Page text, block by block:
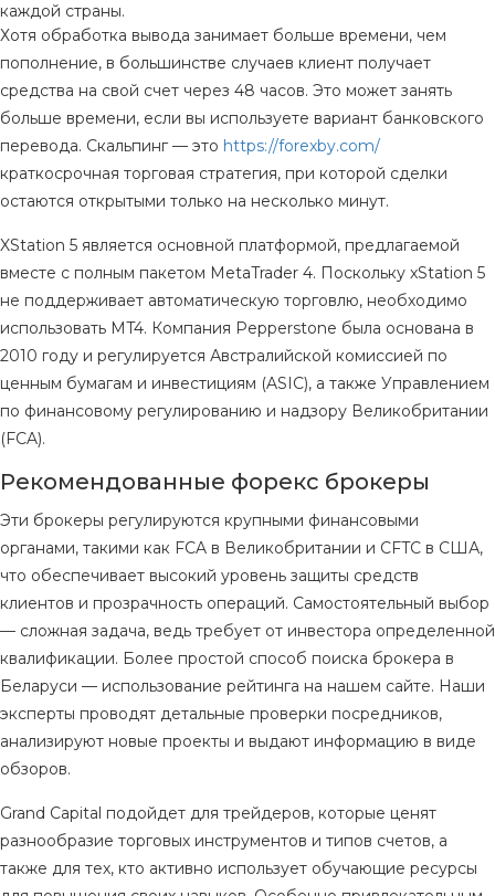
каждой страны.
Хотя обработка вывода занимает больше времени, чем
пополнение, в большинстве случаев клиент получает
средства на свой счет через 48 часов. Это может занять
больше времени, если вы используете вариант банковского
перевода. Скальпинг — это https://forexby.com/
краткосрочная торговая стратегия, при которой сделки
остаются открытыми только на несколько минут.
XStation 5 является основной платформой, предлагаемой
вместе с полным пакетом MetaTrader 4. Поскольку xStation 5
не поддерживает автоматическую торговлю, необходимо
использовать MT4. Компания Pepperstone была основана в
2010 году и регулируется Австралийской комиссией по
ценным бумагам и инвестициям (ASIC), а также Управлением
по финансовому регулированию и надзору Великобритании
(FCA).
Рекомендованные форекс брокеры
Эти брокеры регулируются крупными финансовыми
органами, такими как FCA в Великобритании и CFTC в США,
что обеспечивает высокий уровень защиты средств
клиентов и прозрачность операций. Самостоятельный выбор
— сложная задача, ведь требует от инвестора определенной
квалификации. Более простой способ поиска брокера в
Беларуси — использование рейтинга на нашем сайте. Наши
эксперты проводят детальные проверки посредников,
анализируют новые проекты и выдают информацию в виде
обзоров.
Grand Capital подойдет для трейдеров, которые ценят
разнообразие торговых инструментов и типов счетов, а
также для тех, кто активно использует обучающие ресурсы